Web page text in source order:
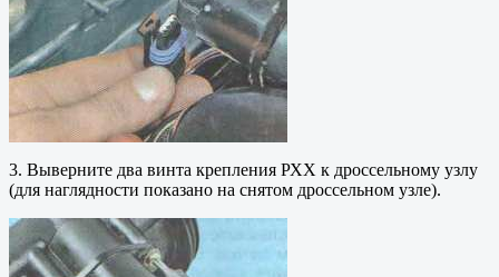
3. Выверните два винта крепления РХХ к дроссельному узлу
(для наглядности показано на снятом дроссельном узле).